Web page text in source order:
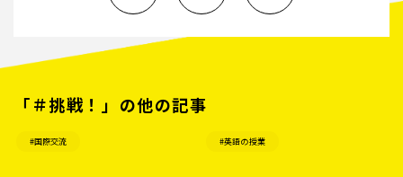
「＃挑戦！」の他の記事
#国際交流 #英語の授業